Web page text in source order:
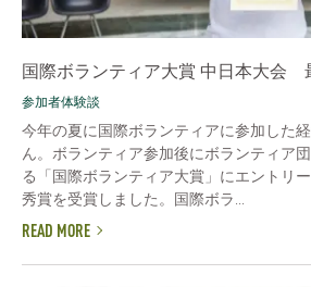
国際ボランティア大賞 中日本大会
参加者体験談
今年の夏に国際ボランティアに参加した
ん。ボランティア参加後にボランティア
る「国際ボランティア大賞」にエントリ
秀賞を受賞しました。国際ボラ...
READ MORE